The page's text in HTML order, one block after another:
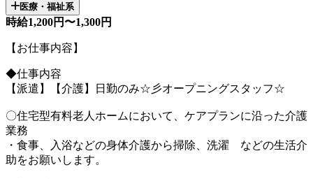
医療・福祉系
時給1,200円〜1,300円
【お仕事内容】
◆仕事内容
【派遣】【介護】日勤のみ☆彡オープニングスタッフ☆
〇住宅型有料老人ホームにおいて、ケアプランに沿った介護
業務
・食事、入浴などの身体介護から掃除、洗濯 などの生活介
助をお願いします。